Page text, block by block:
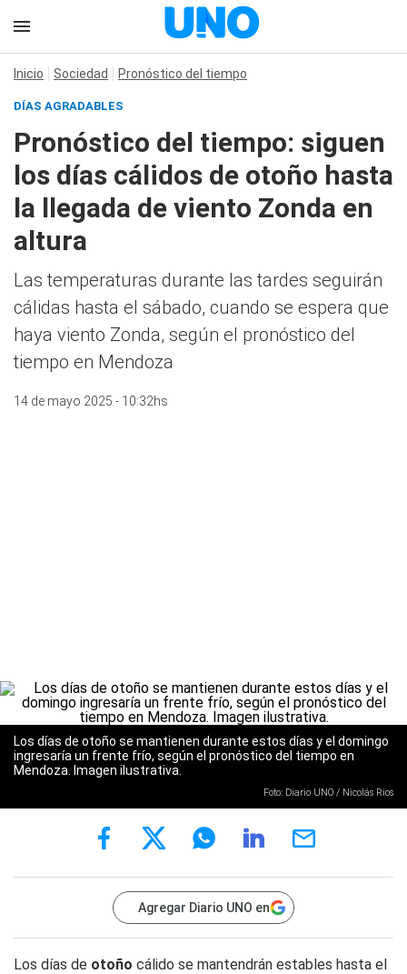
Inicio Sociedad Pronóstico del tiempo
DÍAS AGRADABLES
Pronóstico del tiempo: siguen
los días cálidos de otoño hasta
la llegada de viento Zonda en
altura
Las temperaturas durante las tardes seguirán
cálidas hasta el sábado, cuando se espera que
haya viento Zonda, según el pronóstico del
tiempo en Mendoza
14 de mayo 2025 - 10:32hs
Los días de otoño se mantienen durante estos días y el domingo
ingresaría un frente frío, según el pronóstico del tiempo en
Mendoza. Imagen ilustrativa.
Foto: Diario UNO / Nicolás Rios
Agregar Diario UNO en
Los días de otoño cálido se mantendrán estables hasta el